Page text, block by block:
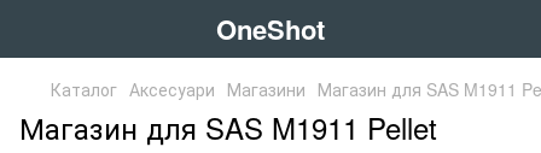
OneShot
Каталог Аксесуари Магазини Магазин для SAS M1911
Магазин для SAS M1911 Pellet